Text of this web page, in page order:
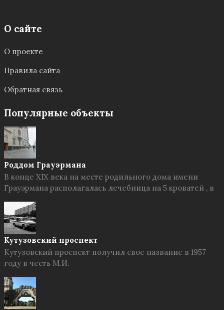
О сайте
О проекте
Правила сайта
Обратная связь
Популярные объекты
Роддом Грауэрмана
В конце XIX века на месте родильного дома имени
Грауэрмана располагалась лечебница на 5 кроватей , в
Кутузовский проспект
Кутузовский проспект получил свое название в 1957
году в честь М.И.